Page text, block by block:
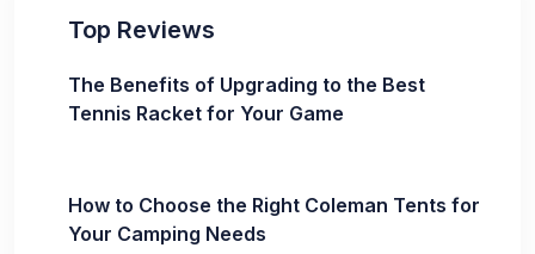
Top Reviews
The Benefits of Upgrading to the Best
Tennis Racket for Your Game
How to Choose the Right Coleman Tents for
Your Camping Needs